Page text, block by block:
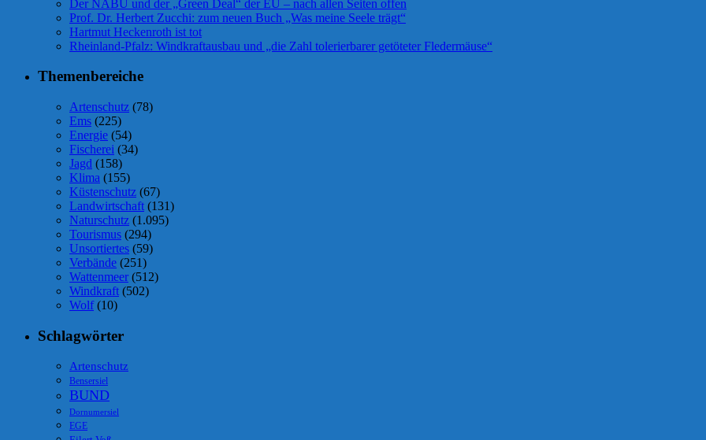
Der NABU und der „Green Deal“ der EU – nach allen Seiten offen
Prof. Dr. Herbert Zucchi: zum neuen Buch „Was meine Seele trägt“
Hartmut Heckenroth ist tot
Rheinland-Pfalz: Windkraftausbau und „die Zahl tolerierbarer getöteter Fledermäuse“
Themenbereiche
Artenschutz (78)
Ems (225)
Energie (54)
Fischerei (34)
Jagd (158)
Klima (155)
Küstenschutz (67)
Landwirtschaft (131)
Naturschutz (1.095)
Tourismus (294)
Unsortiertes (59)
Verbände (251)
Wattenmeer (512)
Windkraft (502)
Wolf(10)
Schlagwörter
Artenschutz
Bensersiel
BUND
Dornumersiel
EGE